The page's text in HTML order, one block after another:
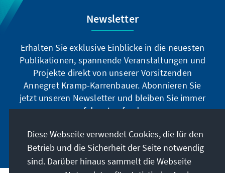
Newsletter
Erhalten Sie exklusive Einblicke in die neuesten
Publikationen, spannende Veranstaltungen und
Projekte direkt von unserer Vorsitzenden
Annegret Kramp-Karrenbauer. Abonnieren Sie
jetzt unseren Newsletter und bleiben Sie immer
auf dem Laufenden.
Jetzt abonnieren
Diese Webseite verwendet Cookies, die für den
Betrieb und die Sicherheit der Seite notwendig
sind. Darüber hinaus sammelt die Webseite